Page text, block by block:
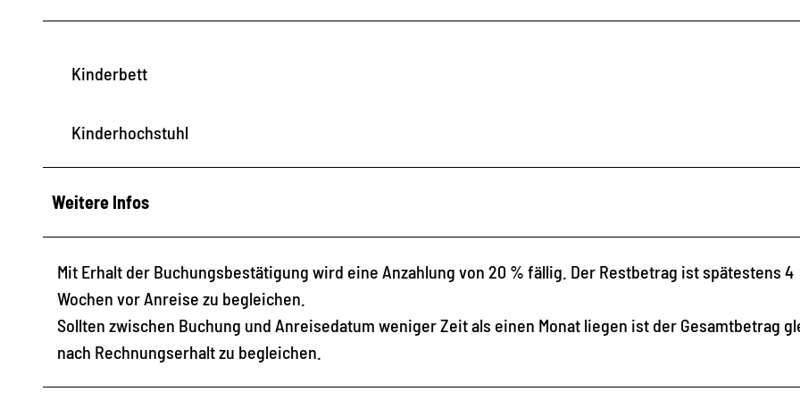
Kinderbett
Kinderhochstuhl
Weitere Infos
Mit Erhalt der Buchungsbestätigung wird eine Anzahlung von 20 % fällig. Der Restbetrag ist spätestens 4
Wochen vor Anreise zu begleichen.
Sollten zwischen Buchung und Anreisedatum weniger Zeit als einen Monat liegen ist der Gesamtbetrag
nach Rechnungserhalt zu begleichen.